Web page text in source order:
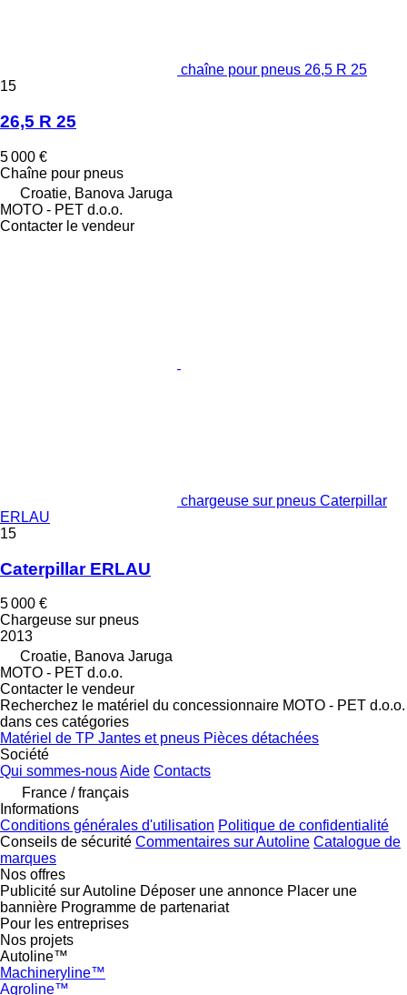
chaîne pour pneus 26,5 R 25
15
26,5 R 25
5 000 €
Chaîne pour pneus
Croatie, Banova Jaruga
MOTO - PET d.o.o.
Contacter le vendeur
chargeuse sur pneus Caterpillar
ERLAU
15
Caterpillar ERLAU
5 000 €
Chargeuse sur pneus
2013
Croatie, Banova Jaruga
MOTO - PET d.o.o.
Contacter le vendeur
Recherchez le matériel du concessionnaire MOTO - PET d.o.o.
dans ces catégories
Matériel de TP Jantes et pneus Pièces détachées
Société
Qui sommes-nousAide Contacts
France / français
Informations
Conditions générales d'utilisation Politique de confidentialité
Conseils de sécurité Commentaires sur Autoline Catalogue de
marques
Nos offres
Publicité sur Autoline Déposer une annonce Placer une
bannière Programme de partenariat
Pour les entreprises
Nos projets
Autoline™
Machineryline™
Agroline™